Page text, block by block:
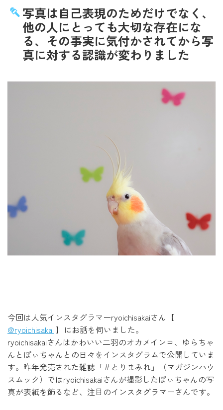
写真は自己表現のためだけでなく、
他の人にとっても大切な存在にな
る、その事実に気付かされてから写
真に対する認識が変わりました
今回は人気インスタグラマーryoichisakaiさん【
@ryoichisakai 】にお話を伺いました。
ryoichisakaiさんはかわいい二羽のオカメインコ、ゆらちゃ
んとぽぃちゃんとの日々をインスタグラムで公開していま
す。昨年発売された雑誌「＃とりまみれ」（マガジンハウ
スムック）ではryoichisakaiさんが撮影したぽぃちゃんの写
真が表紙を飾るなど、注目のインスタグラマーさんです。